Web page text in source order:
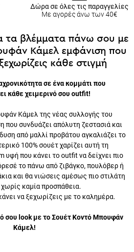
Δώρα σε όλες τις παραγγελίες
Με αγορές άνω των 40€
τα βλέμματα πάνω σου με
Κάμελ εμφάνιση που
κάθε στιγμή
σε ένα κομμάτι που
κάθε χειμερινό σου outfit!
Κάμελ της νέας συλλογής του
που συνδυάζει απόλυτη ζεστασιά και
από μαλλί προβάτου αγκαλιάζει το
100% σουέτ χαρίζει αυτή τη
υφή που κάνει το outfit να δείχνει πιο
το πάνω από ζιβάγκο, πουλόβερ ή
και θα νιώσεις αμέσως πιο στιλάτη
χωρίς καμία προσπάθεια.
να ξεχωρίζεις με το καλημέρα.
σου look με το Σουέτ Κοντό Μπουφάν
Κάμελ!